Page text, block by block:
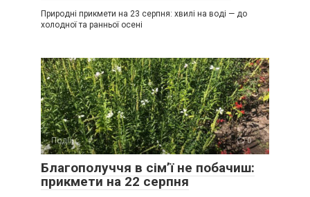
Природні прикмети на 23 серпня: хвилі на воді — до
холодної та ранньої осені
Події 0
Благополуччя в сім’ї не побачиш:
прикмети на 22 серпня